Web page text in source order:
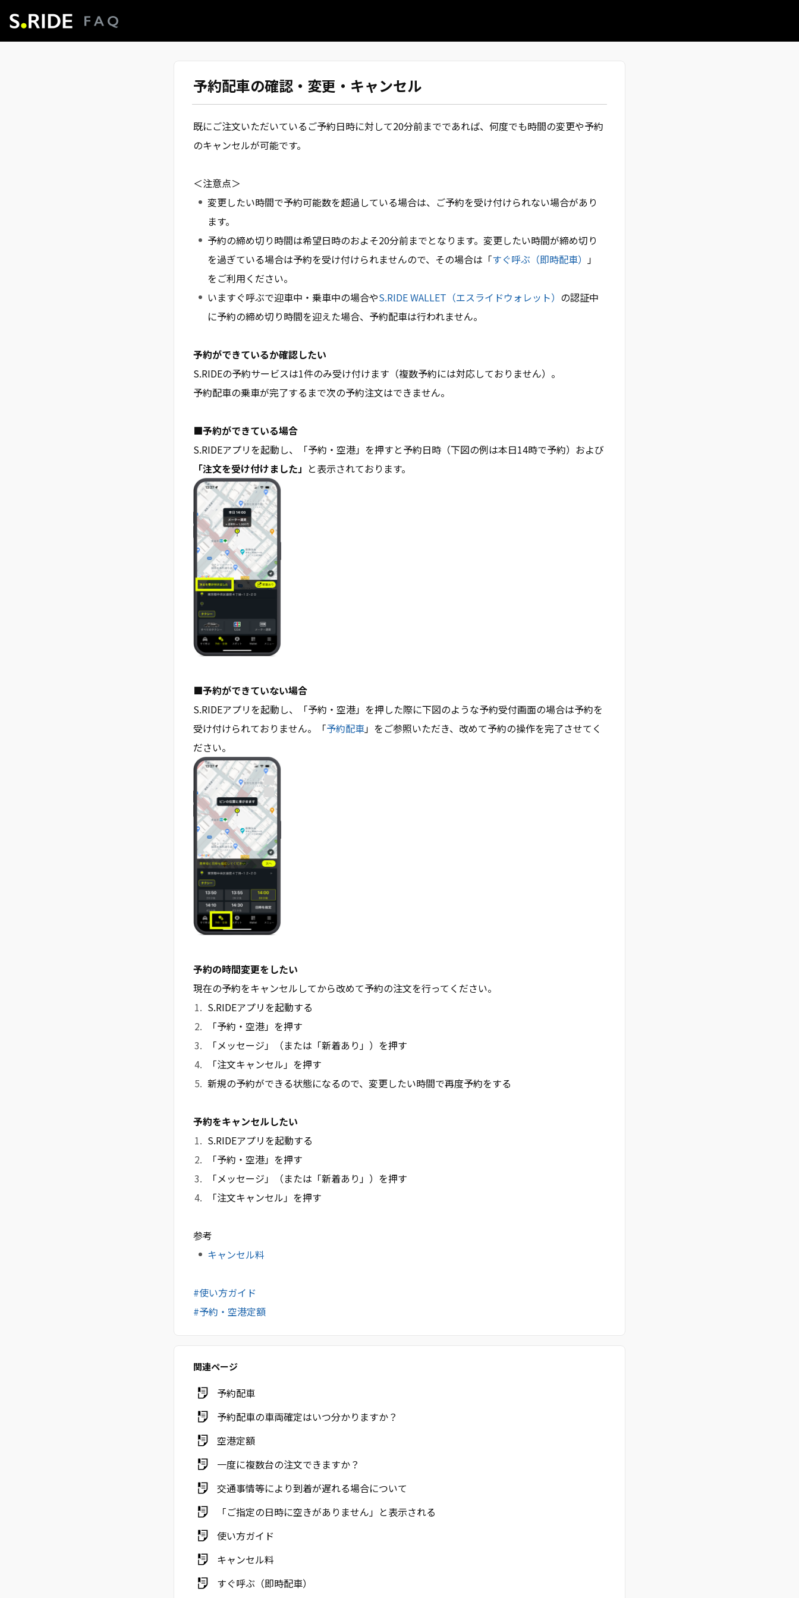
予約配車の確認・変更・キャンセル
既にご注文いただいているご予約日時に対して20分前までであれば、何度でも時間の変更や予約
のキャンセルが可能です。
＜注意点＞
変更したい時間で予約可能数を超過している場合は、ご予約を受け付けられない場合があり
ます。
予約の締め切り時間は希望日時のおよそ20分前までとなります。変更したい時間が締め切り
を過ぎている場合は予約を受け付けられませんので、その場合は「すぐ呼ぶ（即時配車） 」
をご利用ください。
いますぐ呼ぶで迎車中・乗車中の場合やS.RIDE WALLET（エスライドウォレット） の認証中
に予約の締め切り時間を迎えた場合、予約配車は行われません。
予約ができているか確認したい
S.RIDEの予約サービスは1件のみ受け付けます（複数予約には対応しておりません）。
予約配車の乗車が完了するまで次の予約注文はできません。
■予約ができている場合
S.RIDEアプリを起動し、「予約・空港」を押すと予約日時（下図の例は本日14時で予約）および
「注文を受け付けました」 と表示されております。
■予約ができていない場合
S.RIDEアプリを起動し、「予約・空港」を押した際に下図のような予約受付画面の場合は予約を
受け付けられておりません。「予約配車」をご参照いただき、改めて予約の操作を完了させてく
ださい。
予約の時間変更をしたい
現在の予約をキャンセルしてから改めて予約の注文を行ってください。
S.RIDEアプリを起動する
「予約・空港」を押す
「メッセージ」（または「新着あり」）を押す
「注文キャンセル」を押す
新規の予約ができる状態になるので、変更したい時間で再度予約をする
予約をキャンセルしたい
S.RIDEアプリを起動する
「予約・空港」を押す
「メッセージ」（または「新着あり」）を押す
「注文キャンセル」を押す
参考
キャンセル料
#使い方ガイド
#予約・空港定額
関連ページ
予約配車
予約配車の車両確定はいつ分かりますか？
空港定額
一度に複数台の注文できますか？
交通事情等により到着が遅れる場合について
「ご指定の日時に空きがありません」と表示される
使い方ガイド
キャンセル料
すぐ呼ぶ（即時配車）